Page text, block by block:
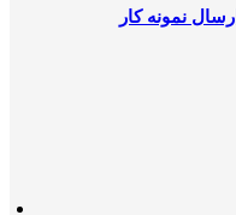
نمونه کار